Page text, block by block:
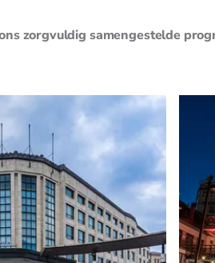
zorgvuldig samengestelde